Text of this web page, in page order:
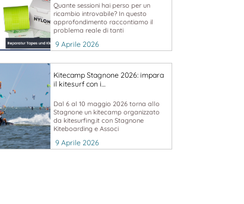
Quante sessioni hai perso per un
ricambio introvabile? In questo
approfondimento raccontiamo il
problema reale di tanti
9 Aprile 2026
Kitecamp Stagnone 2026: impara
il kitesurf con i…
Dal 6 al 10 maggio 2026 torna allo
Stagnone un kitecamp organizzato
da kitesurfing.it con Stagnone
Kiteboarding e Associ
9 Aprile 2026